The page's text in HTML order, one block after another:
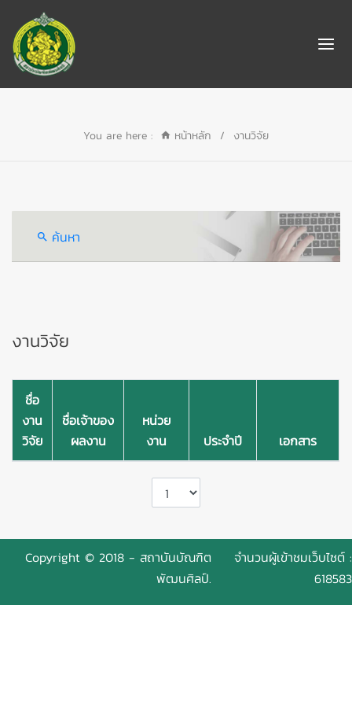
You are here : หน้าหลัก / งานวิจัย
ค้นหา
งานวิจัย
ชื่อ
งาน
วิจัย
ชื่อเจ้าของ
ผลงาน
หน่วย
งาน
ประจำปี เอกสาร
Copyright © 2018 - สถาบันบัณฑิต
พัฒนศิลป์.
จำนวนผู้เข้าชมเว็บไซต์ :
618583